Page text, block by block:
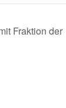
Fraktion der